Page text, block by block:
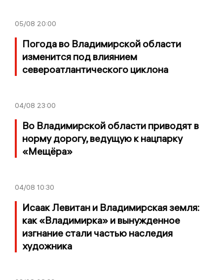
05/08 20:00
Погода во Владимирской области
изменится под влиянием
североатлантического циклона
04/08 23:00
Во Владимирской области приводят в
норму дорогу, ведущую к нацпарку
«Мещёра»
04/08 10:30
Исаак Левитан и Владимирская земля:
как «Владимирка» и вынужденное
изгнание стали частью наследия
художника